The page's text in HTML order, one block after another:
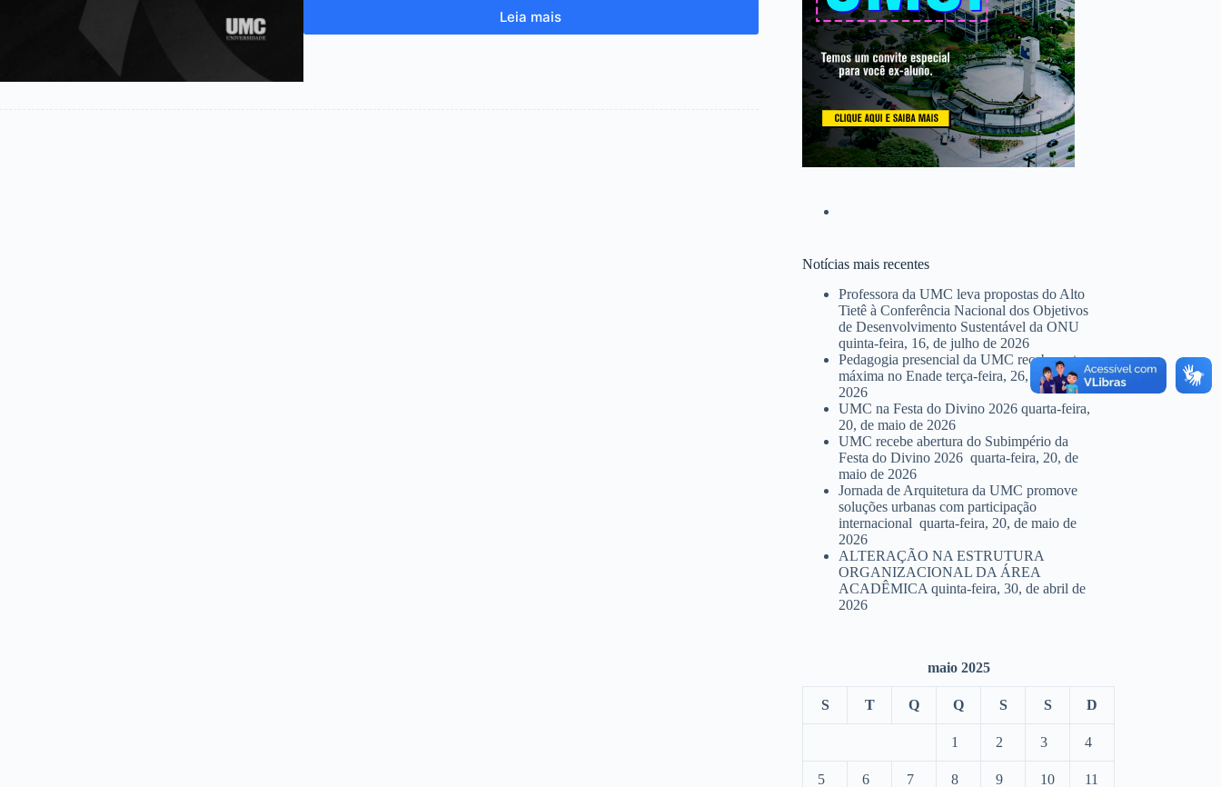
Leia mais
Notícias mais recentes
Professora da UMC leva propostas do Alto
Tietê à Conferência Nacional dos Objetivos
de Desenvolvimento Sustentável da ONU
quinta-feira, 16, de julho de 2026
Pedagogia presencial da UMC recebe nota
máxima no Enade terça-feira, 26, de maio de
2026
UMC na Festa do Divino 2026 quarta-feira,
20, de maio de 2026
UMC recebe abertura do Subimpério da
Festa do Divino 2026 quarta-feira, 20, de
maio de 2026
Jornada de Arquitetura da UMC promove
soluções urbanas com participação
internacional quarta-feira, 20, de maio de
2026
ALTERAÇÃO NA ESTRUTURA
ORGANIZACIONAL DA ÁREA
ACADÊMICA quinta-feira, 30, de abril de
2026
maio 2025
S T Q Q S S D
1 2 3 4
5 6 7 8 9 10 11